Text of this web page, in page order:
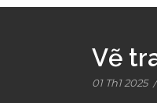
Vẽ
01 Th1 2025 /